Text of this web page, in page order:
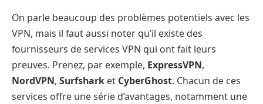
On parle beaucoup des problèmes potentiels avec les
VPN, mais il faut aussi noter qu’il existe des
fournisseurs de services VPN qui ont fait leurs
preuves. Prenez, par exemple, ExpressVPN,
NordVPN, Surfshark et CyberGhost. Chacun de ces
services offre une série d’avantages, notamment une